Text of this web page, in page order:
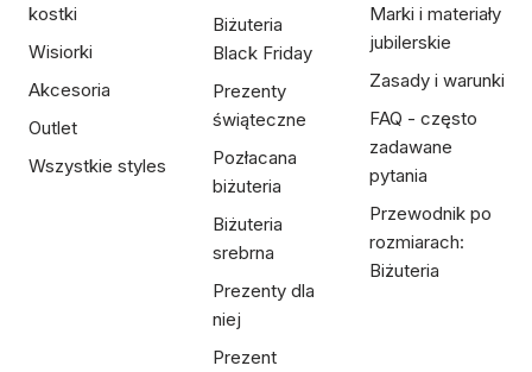
kostki
Wisiorki
Akcesoria
Outlet
Wszystkie styles
Biżuteria
Black Friday
Prezenty
świąteczne
Pozłacana
biżuteria
Biżuteria
srebrna
Prezenty dla
niej
Prezent
Marki i materiały
jubilerskie
Zasady i warunki
FAQ - często
zadawane
pytania
Przewodnik po
rozmiarach:
Biżuteria